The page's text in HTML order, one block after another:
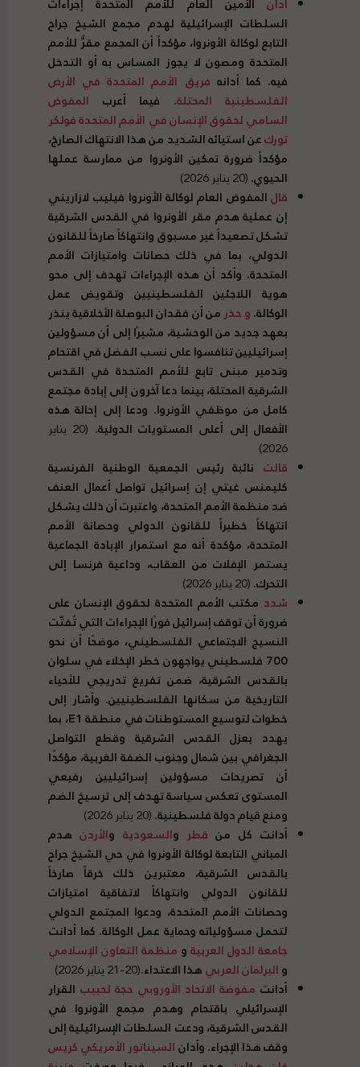
السلطات الإسرائيلية لهدم مجمع الشيخ جراح
التابع لوكالة الأونروا، مؤكداً أن المجمع مقرٌّ للأمم
المتحدة ومصون لا يجوز المساس به أو التدخل
فيه. كما أدانه فريق الأمم المتحدة في الأرض
الفلسطينية المحتلة. فيما أعرب المفوض
السامي لحقوق الإنسان في الأمم المتحدة فولكر
توركعن استيائه الشديد من هذا الانتهاك الصارخ،
مؤكداً ضرورة تمكين الأونروا من ممارسة عملها
الحيوي.(20 يناير 2026)
قالالمفوض العام لوكالة الأونروا فيليب لازاريني
إن عملية هدم مقر الأونروا في القدس الشرقية
تشكل تصعيداً غير مسبوق وانتهاكاً صارخاً للقانون
الدولي، بما في ذلك حصانات وامتيازات الأمم
المتحدة. وأكد أن هذه الإجراءات تهدف إلى محو
هوية اللاجئين الفلسطينيين وتقويض عمل
الوكالة.و حذرمن أن فقدان البوصلة الأخلاقية ينذر
بعهد جديد من الوحشية، مشيرًا إلى أن مسؤولين
إسرائيليين تنافسوا على نسب الفضل في اقتحام
وتدمير مبنى تابع للأمم المتحدة في القدس
الشرقية المحتلة، بينما دعا آخرون إلى إبادة مجتمع
كامل من موظفي الأونروا. ودعا إلى إحالة هذه
الأفعال إلى أعلى المستويات الدولية.
(20 يناير
2026)
قالت نائبة رئيس الجمعية الوطنية الفرنسية
كليمنس غيتي إن إسرائيل تواصل أعمال العنف
ضد منظمة الأمم المتحدة، واعتبرت أن ذلك يشكل
انتهاكاً خطيراً للقانون الدولي وحصانة الأمم
المتحدة، مؤكدة أنه مع استمرار الإبادة الجماعية
يستمر الإفلات من العقاب، وداعية فرنسا إلى
التحرك.(20 يناير 2026)
شدد مكتب الأمم المتحدة لحقوق الإنسان على
ضرورة أن توقف إسرائيل فورًا الإجراءات التي تُفتّت
النسيج الاجتماعي الفلسطيني، موضحًا أن نحو
700 فلسطيني يواجهون خطر الإخلاء في سلوان
بالقدس الشرقية، ضمن تفريغ تدريجي للأحياء
التاريخية من سكانها الفلسطينيين. وأشار إلى
خطوات لتوسيع المستوطنات في منطقة E1، بما
يهدد بعزل القدس الشرقية وقطع التواصل
الجغرافي بين شمال وجنوب الضفة الغربية، مؤكدًا
أن تصريحات مسؤولين إسرائيليين رفيعي
المستوى تعكس سياسة تهدف إلى ترسيخ الضم
ومنع قيام دولة فلسطينية.(20 يناير 2026)
أدانت كل من قطروالسعودية والأردنهدم
المباني التابعة لوكالة الأونروا في حي الشيخ جراح
بالقدس الشرقية، معتبرين ذلك خرقاً صارخاً
للقانون الدولي وانتهاكاً لاتفاقية امتيازات
وحصانات الأمم المتحدة، ودعوا المجتمع الدولي
لتحمل مسؤولياته وحماية عمل الوكالة. كما أدانت
جامعة الدول العربيةو منظمة التعاون الإسلامي
والبرلمان العربيهذا الاعتداء.(20-21 يناير 2026)
أدانت مفوضة الاتحاد الأوروبي حجة لحبيب القرار
الإسرائيلي باقتحام وهدم مجمع الأونروا في
القدس الشرقية، ودعت السلطات الإسرائيلية إلى
وقف هذا الإجراء. وأدانالسيناتور الأمريكي كريس